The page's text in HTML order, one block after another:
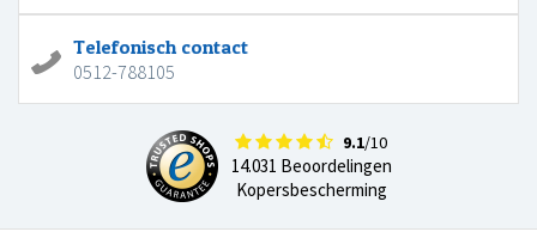
Telefonisch contact
0512-788105
9.1/10
14.031 Beoordelingen
Kopersbescherming